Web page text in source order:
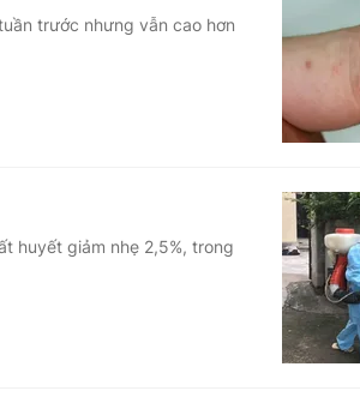
trước nhưng vẫn cao hơn
huyết giảm nhẹ 2,5%, trong